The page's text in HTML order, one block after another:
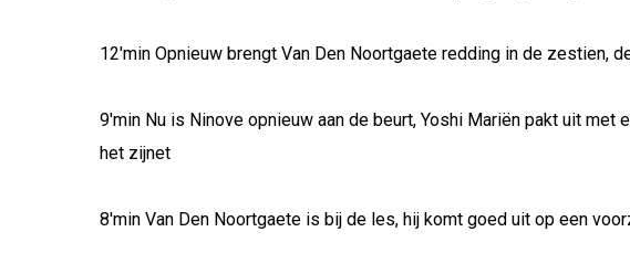
12'min Opnieuw brengt Van Den Noortgaete redding in de zestien,
9'min Nu is Ninove opnieuw aan de beurt, Yoshi Mariën pakt uit
het zijnet
8'min Van Den Noortgaete is bij de les, hij komt goed uit op een